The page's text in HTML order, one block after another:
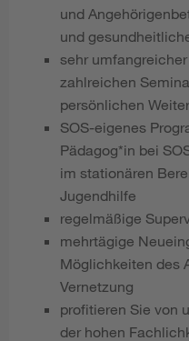
und
und
sehr
zahlreichen
persönlichen
SOS-eigenes
Pädagog*in bei
im stationären
Jugendhilfe
regelmäßige
mehrtägige
Möglichkeiten des
Vernetzung
profitieren Sie von
der hohen